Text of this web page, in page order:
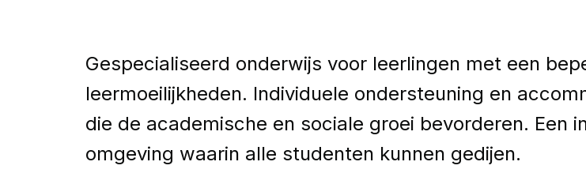
Gespecialiseerd onderwijs voor leerlingen met een
leermoeilijkheden. Individuele ondersteuning en
die de academische en sociale groei bevorderen. Een
omgeving waarin alle studenten kunnen gedijen.